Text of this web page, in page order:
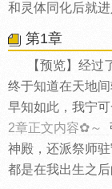
和灵体同化后就进
第1章
【预览】经
终于知道在天地
早知如此，我宁
2章正文内容✿～
神殿，还派祭师
都是在我出生之后